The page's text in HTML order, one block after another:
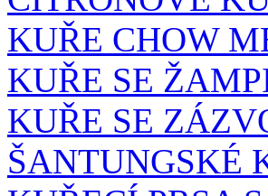
KUŘE CHOW
KUŘE SE
KUŘE SE
ŠANTUNGSKÉ